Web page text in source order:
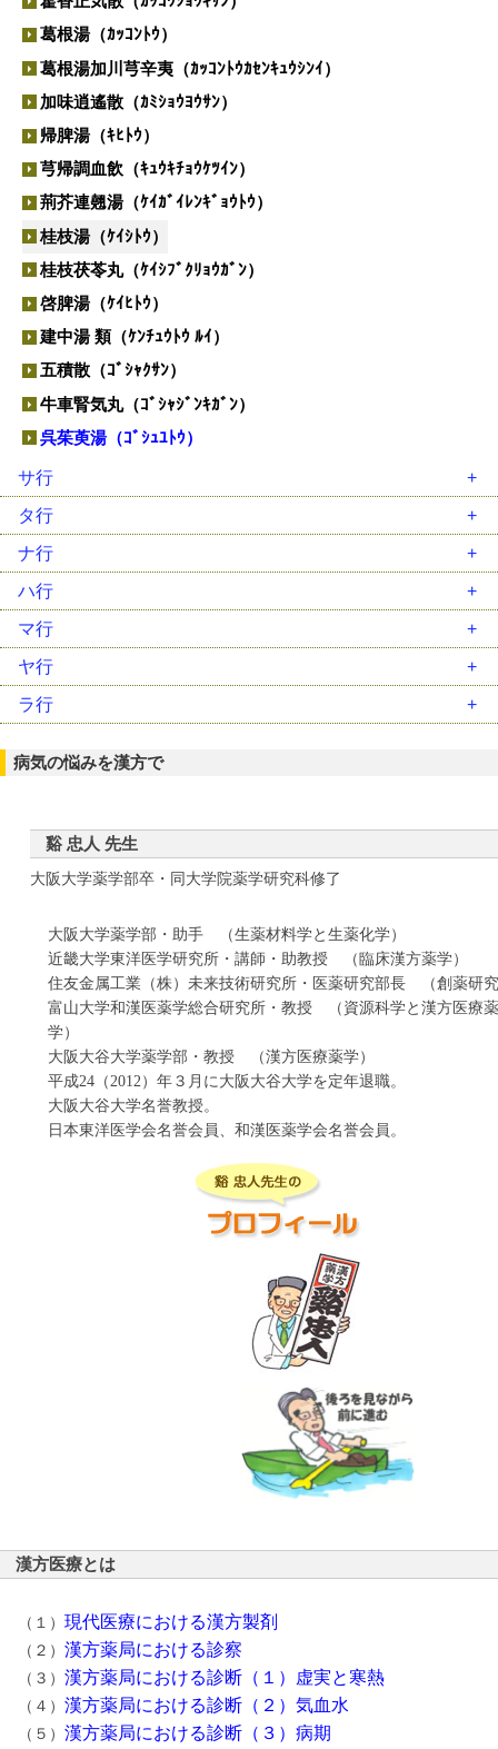
茵蔯蒿湯（ｲﾝﾁﾝｺｳﾄｳ）
温経湯（ｳﾝｹｲﾄｳ）
温清飲（ｳﾝｾｲｲﾝ）
越婢加朮湯（ｴｯﾋﾟｶｼﾞｭﾂﾄｳ）
黄連解毒湯（ｵｳﾚﾝｹﾞﾄﾞｸﾄｳ）
葛根湯（ｶｯｺﾝﾄｳ）
葛根湯加川芎辛夷（ｶｯｺﾝﾄｳｶｾﾝｷｭｳｼﾝｲ）
加味逍遙散（ｶﾐｼｮｳﾖｳｻﾝ）
帰脾湯（ｷﾋﾄｳ）
芎帰調血飲（ｷｭｳｷﾁｮｳｹﾂｲﾝ）
荊芥連翹湯（ｹｲｶﾞｲﾚﾝｷﾞｮｳﾄｳ）
桂枝湯（ｹｲｼﾄｳ）
桂枝茯苓丸（ｹｲｼﾌﾞｸﾘｮｳｶﾞﾝ）
啓脾湯（ｹｲﾋﾄｳ）
建中湯 類（ｹﾝﾁｭｳﾄｳ ﾙｲ）
五積散（ｺﾞｼｬｸｻﾝ）
牛車腎気丸（ｺﾞｼｬｼﾞﾝｷｶﾞﾝ）
呉茱萸湯（ｺﾞｼｭﾕﾄｳ）
サ行
柴胡加竜骨牡蛎湯（ｻｲｺｶﾘｭｳｺﾂﾎﾞﾚｲﾄｳ）
柴胡桂枝乾姜湯（ｻｲｺｹｲｼｶﾝｷｮｳﾄｳ）
柴胡桂枝湯（ｻｲｺｹｲｼﾄｳ）
柴胡清肝湯（ｻｲｺｾｲｶﾝﾄｳ）
三黄瀉心湯（ｻﾝｵｳｼｬｼﾝﾄｳ）
滋陰降火湯（ｼﾞｲﾝｺｳｶﾄｳ）
瀉心湯類（ｼｬｼﾝﾄｳﾙｲ）
潤腸湯（ｼﾞｭﾝﾁｮｳﾄｳ）
小柴胡湯（ｼｮｳｻｲｺﾄｳ）
消風散（ｼｮｳﾌｳｻﾝ）
辛夷清肺湯（ｼﾝｲｾｲﾊｲﾄｳ）
参蘇飲（ｼﾞﾝｿｲﾝ）
真武湯（ｼﾝﾌﾞﾄｳ）
清上防風湯（ｾｲｼﾞｮｳﾎﾞｳﾌｳﾄｳ）
清暑益気湯（ｾｲｼｮｴｯｷﾄｳ）
疎経活血湯（ｿｹｲｶｯｹﾂﾄｳ）
タ行
大建中湯（ﾀﾞｲｹﾝﾁｭｳﾄｳ）
大柴胡湯（ﾀﾞｲｻｲｺﾄｳ）
大承気湯（ﾀﾞｲｼﾞｮｳｷﾄｳ）
竹筎温胆湯（ﾁｸｼﾞｮｳﾝﾀﾝﾄｳ）
調胃承気湯（ﾁｮｳｲｼﾞｮｳｷﾄｳ）
釣藤散（ﾁｮｳﾄｳｻﾝ）
通導散（ﾂｳﾄﾞｳｻﾝ）
ナ行
二陳湯（ﾆﾁﾝﾄｳ）
女神散（ﾆｮｼﾝｻﾝ）
人参湯（ﾆﾝｼﾞﾝﾄｳ）
人参養栄湯（ﾆﾝｼﾞﾝﾖｳｴｲﾄｳ）
ハ行
排膿散及湯（ﾊｲﾉｳｻﾝｷｭｳﾄｳ）
麦門冬湯（ﾊﾞｸﾓﾝﾄﾞｳﾄｳ）
八味地黄丸（ﾊﾁﾐｼﾞｵｳｶﾞﾝ）
半夏厚朴湯（ﾊﾝｹﾞｺｳﾎﾞｸﾄｳ）
半夏瀉心湯（ﾊﾝｹﾞｼｬｼﾝﾄｳ）
平胃散（ﾍｲｲｻﾝ）
防風通聖散（ﾎﾞｳﾌｳﾂｳｼｮｳｻﾝ）
マ行
麻黄湯（ﾏｵｳﾄｳ）
麻黄附子細辛湯（ﾏｵｳﾌﾞｼｻｲｼﾝﾄｳ）
ヤ行
抑肝散（ﾖｸｶﾝｻﾝ）
ラ行
立効散（ﾘｯｺｳｻﾝ）
苓姜朮甘湯（ﾘｮｳｷｮｳｼﾞｭﾂｶﾝﾄｳ）
病気の悩みを漢方で
谿 忠人 先生
大阪大学薬学部卒・同大学院薬学研究科修了
大阪大学薬学部・助手 （生薬材料学と生薬化学）
近畿大学東洋医学研究所・講師・助教授 （臨床漢方薬学）
住友金属工業（株）未来技術研究所・医薬研究部長 （創薬研
富山大学和漢医薬学総合研究所・教授 （資源科学と漢方医療薬
学）
大阪大谷大学薬学部・教授 （漢方医療薬学）
平成24（2012）年３月に大阪大谷大学を定年退職。
大阪大谷大学名誉教授。
日本東洋医学会名誉会員、和漢医薬学会名誉会員。
漢方医療とは
（１） 現代医療における漢方製剤
（２） 漢方薬局における診察
（３） 漢方薬局における診断（１）虚実と寒熱
（４） 漢方薬局における診断（２）気血水
（５） 漢方薬局における診断（３）病期